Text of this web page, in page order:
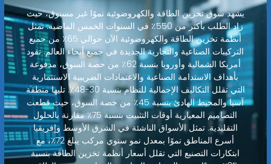
يشهد سوق تخزين الطاقة والكهروضوئية نموًا غير مسبوق، حيث
زاد الطلب بأكثر من 550٪ في السنوات الخمس الماضية. تمثل
أنظمة تخزين الطاقة والكهروضوئية الآن حوالي 65٪ من جميع
التركيبات الصناعية والتجارية الجديدة في جميع أنحاء العالم. تقود
أمريكا الشمالية وأوروبا بنسبة 62٪ من حصة السوق، مدفوعة
بأهداف الاستدامة الصناعية والاعتمادات الضريبية الاستثمارية
التي تقلل التكاليف الإجمالية للنظام بنسبة 30-48٪. تليها منطقة
آسيا والمحيط الهادئ بنسبة 45٪ من حصة السوق، حيث قطعت
التصاميم المعيارية أوقات التثبيت بنسبة 75٪ مقارنة بالحلول
التقليدية. تمثل الأسواق الناشئة في الشرق الأوسط وإفريقيا
أسرع المناطق نموًا بمعدل نمو سنوي مركب يبلغ 72٪، مع
ابتكارات التصنيع التي تقلل أسعار أنظمة تخزين الطاقة بنسبة